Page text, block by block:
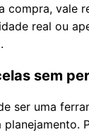
compra, vale
real ou
sem
ser uma